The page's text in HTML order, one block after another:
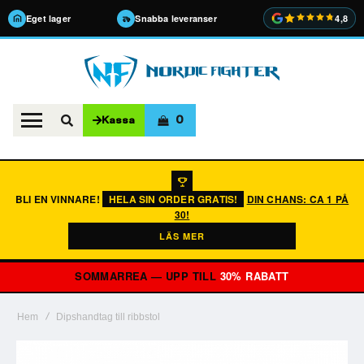
Eget lager Snabba leveranser 4,8
Kassa 0
BLI EN VINNARE! HELA SIN ORDER GRATIS!
DIN CHANS: CA 1 PÅ
30!
LÄS MER
SOMMARREA — UPP TILL 30% RABATT
Hem Dipshandtag till ribbstol